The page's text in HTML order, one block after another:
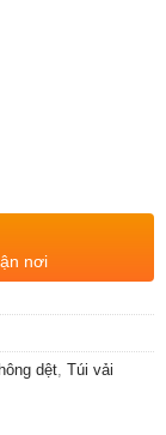
nơi
dệt, Túi vải